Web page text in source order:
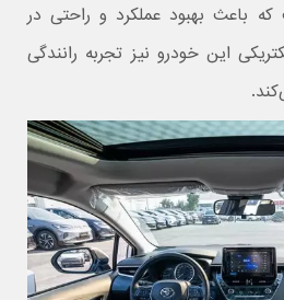
باعث بهبود عملکرد و راحتی در
این خودرو نیز تجربه رانندگی